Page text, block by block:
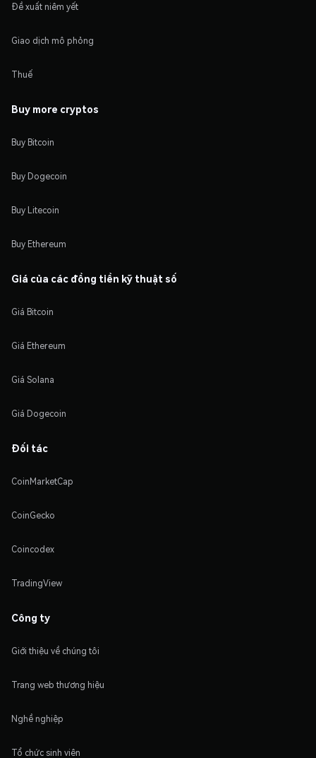
Đề xuất niêm yết
Giao dịch mô phỏng
Thuế
Buy more cryptos
Buy Bitcoin
Buy Dogecoin
Buy Litecoin
Buy Ethereum
Giá của các đồng tiền kỹ thuật số
Giá Bitcoin
Giá Ethereum
Giá Solana
Giá Dogecoin
Đối tác
CoinMarketCap
CoinGecko
Coincodex
TradingView
Công ty
Giới thiệu về chúng tôi
Trang web thương hiệu
Nghề nghiệp
Tổ chức sinh viên